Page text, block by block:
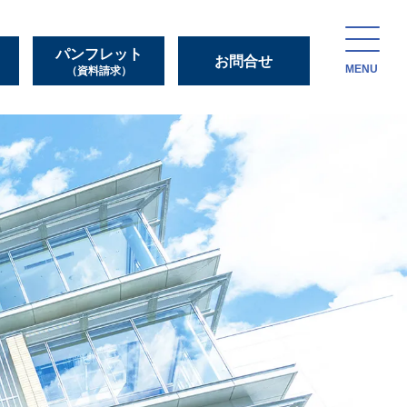
パンフレット
（資料請求）
お問合せ
MENU